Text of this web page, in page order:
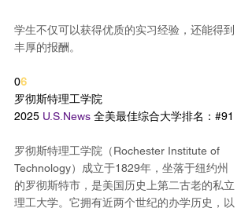
学生不仅可以获得优质的实习经验，还能得到
丰厚的报酬。
06
罗彻斯特理工学院
2025 U.S.News 全美最佳综合大学排名：#91
罗彻斯特理工学院（Rochester Institute of
Technology）成立于1829年，坐落于纽约州
的罗彻斯特市，是美国历史上第二古老的私立
理工大学。它拥有近两个世纪的办学历史，以